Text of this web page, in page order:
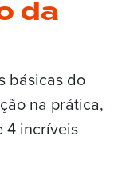
da
básicas do
na prática,
4 incríveis